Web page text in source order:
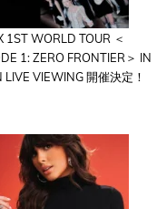
1ST WORLD TOUR ＜
1: ZERO FRONTIER＞ IN
LIVE VIEWING 開催決定！